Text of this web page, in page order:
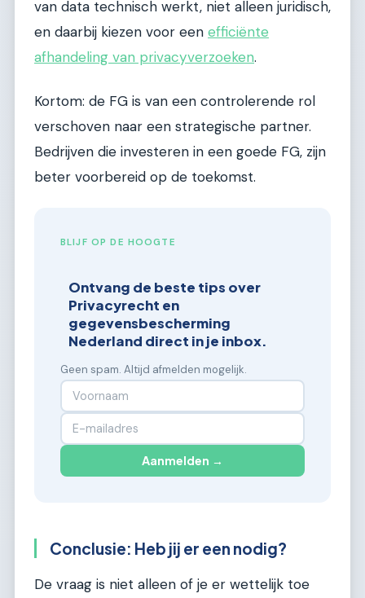
van data technisch werkt, niet alleen juridisch,
en daarbij kiezen voor een efficiënte
afhandeling van privacyverzoeken.
Kortom: de FG is van een controlerende rol
verschoven naar een strategische partner.
Bedrijven die investeren in een goede FG, zijn
beter voorbereid op de toekomst.
BLIJF OP DE HOOGTE
Ontvang de beste tips over
Privacyrecht en
gegevensbescherming
Nederland direct in je inbox.
Geen spam. Altijd afmelden mogelijk.
Aanmelden →
Conclusie: Heb jij er een nodig?
De vraag is niet alleen of je er wettelijk toe